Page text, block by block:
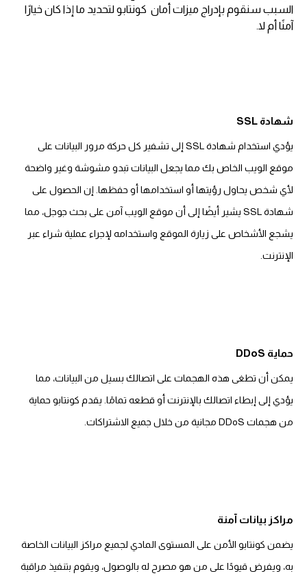
السبب سنقوم بإدراج ميزات أمان كونتابو لتحديد ما إذا كان خيارًا
آمنًا أم لا.
شهادة SSL
يؤدي استخدام شهادة SSL إلى تشفير كل حركة مرور البيانات على
موقع الويب الخاص بك مما يجعل البيانات تبدو مشوشة وغير واضحة
لأي شخص يحاول رؤيتها أو استخدامها أو حفظها. إن الحصول على
شهادة SSL يشير أيضًا إلى أن موقع الويب آمن على بحث جوجل، مما
يشجع الأشخاص على زيارة الموقع واستخدامه لإجراء عملية شراء عبر
الإنترنت.
حماية DDoS
يمكن أن تطغى هذه الهجمات على اتصالك بسيل من البيانات، مما
يؤدي إلى إبطاء اتصالك بالإنترنت أو قطعه تمامًا. يقدم كونتابو حماية
من هجمات DDoS مجانية من خلال جميع الاشتراكات.
مراكز بيانات آمنة
يضمن كونتابو الأمن على المستوى المادي لجميع مراكز البيانات الخاصة
به، ويفرض قيودًا على من هو مصرح له بالوصول، ويقوم بتنفيذ مراقبة